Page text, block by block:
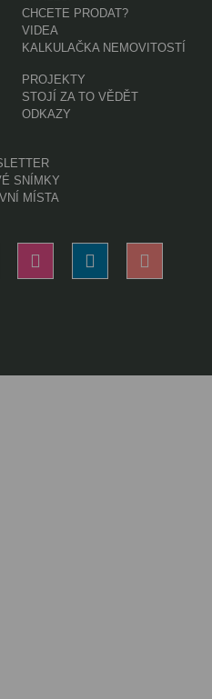
CHCETE PRODAT?
VIDEA
KALKULAČKA NEMOVITOSTÍ
PROJEKTY
STOJÍ ZA TO VĚDĚT
ODKAZY
SNÍMKY
MÍSTA